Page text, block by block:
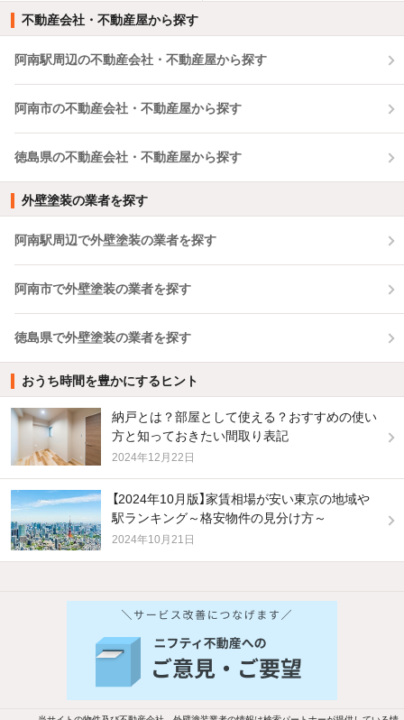
不動産会社・不動産屋から探す
阿南駅周辺の不動産会社・不動産屋から探す
阿南市の不動産会社・不動産屋から探す
徳島県の不動産会社・不動産屋から探す
外壁塗装の業者を探す
阿南駅周辺で外壁塗装の業者を探す
阿南市で外壁塗装の業者を探す
徳島県で外壁塗装の業者を探す
おうち時間を豊かにするヒント
納戸とは？部屋として使える？おすすめの使い
方と知っておきたい間取り表記
2024年12月22日
【2024年10月版】家賃相場が安い東京の地域や
駅ランキング～格安物件の見分け方～
2024年10月21日